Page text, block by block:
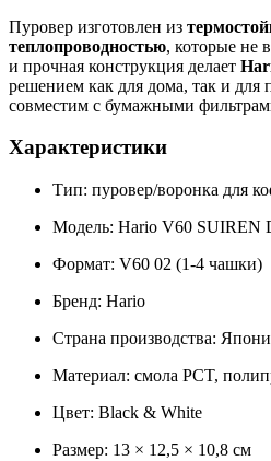
Пуровер изготовлен из
теплопроводностью, которые не
и прочная конструкция делает
решением как для дома, так и для
совместим с бумажными
Характеристики
Тип: пуровер/воронка для
Модель: Hario V60 SUIREN
Формат: V60 02 (1-4 чашки)
Бренд: Hario
Страна производства:
Материал: смола PCT,
Цвет: Black & White
Размер: 13 × 12,5 × 10,8 см